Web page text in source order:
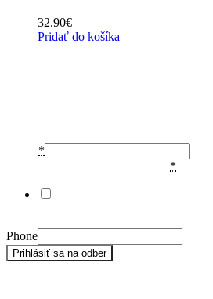
32.90€
Pridať do košíka
*
*
Phone
Prihlásiť sa na odber